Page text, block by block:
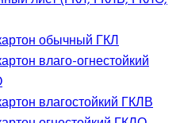
обычный ГКЛ
влаго-огнестойкий
влагостойкий ГКЛВ